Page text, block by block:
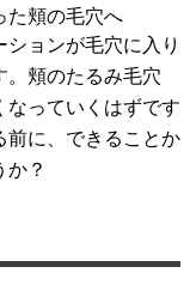
た頬の毛穴へ
ョンが毛穴に入り
。頬のたるみ毛穴
なっていくはずです
に、できることか
か？